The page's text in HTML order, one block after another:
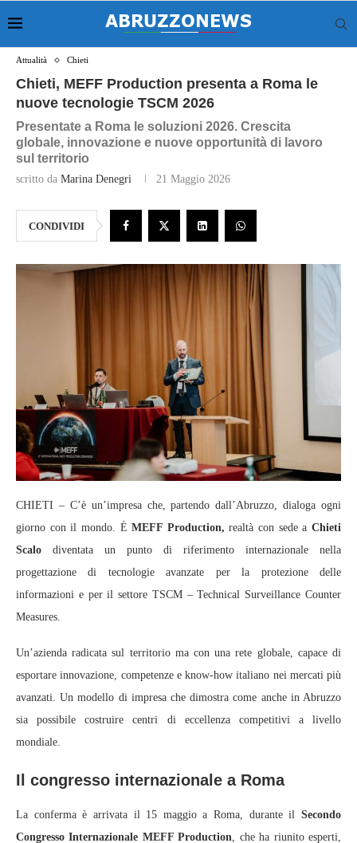
Attualità Chieti
Chieti, MEFF Production presenta a Roma le
nuove tecnologie TSCM 2026
Presentate a Roma le soluzioni 2026. Crescita
globale, innovazione e nuove opportunità di lavoro
sul territorio
scritto da Marina Denegri 21 Maggio 2026
CONDIVIDI
CHIETI – C’è un’impresa che, partendo dall’Abruzzo, dialoga ogni
giorno con il mondo. È MEFF Production, realtà con sede aChieti
Scalo diventata un punto di riferimento internazionale nella
progettazione di tecnologie avanzate per la protezione delle
informazioni e per il settore TSCM – Technical Surveillance Counter
Measures.
Un’azienda radicata sul territorio ma con una rete globale, capace di
esportare innovazione, competenze e know‑how italiano nei mercati più
avanzati. Un modello di impresa che dimostra come anche in Abruzzo
sia possibile costruire centri di eccellenza competitivi a livello
mondiale.
Il congresso internazionale a Roma
La conferma è arrivata il 15 maggio a Roma, durante il Secondo
Congresso Internazionale MEFF Production , che ha riunito esperti,